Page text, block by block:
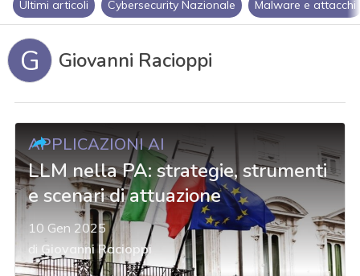
Ultimi articoli Cybersecurity Nazionale Malware e attacchi
G Giovanni Racioppi
APPLICAZIONI AI
LLM nella PA: strategie, strumenti
e scenari di attuazione
10 Gen 2025
di Giovanni Racioppi